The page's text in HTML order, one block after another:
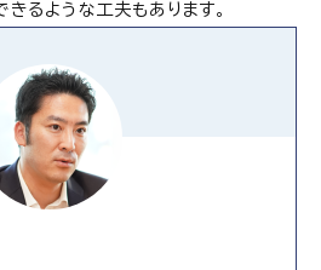
るような工夫もあります。